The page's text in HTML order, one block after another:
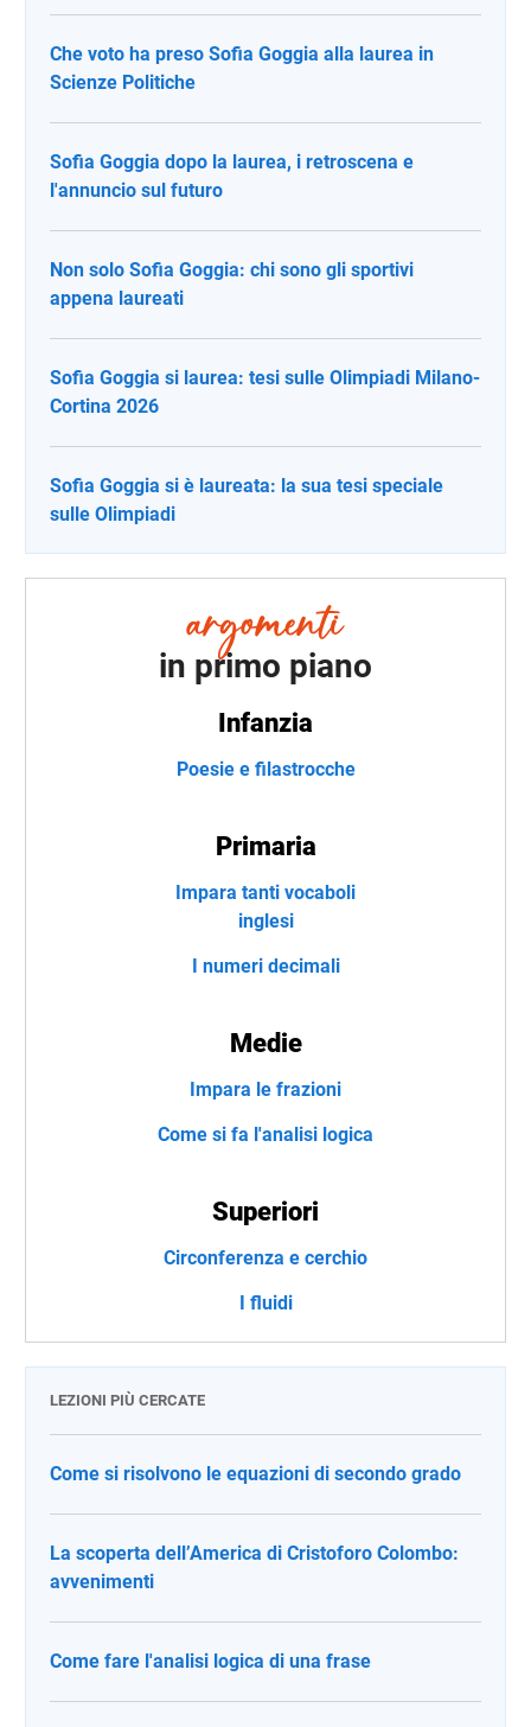
Che voto ha preso Sofia Goggia alla laurea in
Scienze Politiche
Sofia Goggia dopo la laurea, i retroscena e
l'annuncio sul futuro
Non solo Sofia Goggia: chi sono gli sportivi
appena laureati
Sofia Goggia si laurea: tesi sulle Olimpiadi Milano-
Cortina 2026
Sofia Goggia si è laureata: la sua tesi speciale
sulle Olimpiadi
in primo piano
Infanzia
Poesie e filastrocche
Primaria
Impara tanti vocaboli
inglesi
I numeri decimali
Medie
Impara le frazioni
Come si fa l'analisi logica
Superiori
Circonferenza e cerchio
I fluidi
LEZIONI PIÙ CERCATE
Come si risolvono le equazioni di secondo grado
La scoperta dell’America di Cristoforo Colombo:
avvenimenti
Come fare l'analisi logica di una frase